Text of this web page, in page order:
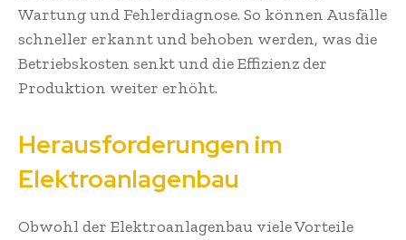
Wartung und Fehlerdiagnose. So können Ausfälle
schneller erkannt und behoben werden, was die
Betriebskosten senkt und die Effizienz der
Produktion weiter erhöht.
Herausforderungen im
Elektroanlagenbau
Obwohl der Elektroanlagenbau viele Vorteile